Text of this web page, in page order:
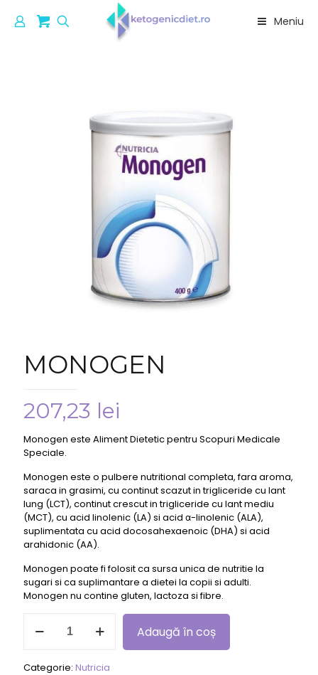
Meniu
MONOGEN
207,23 lei
Monogen este Aliment Dietetic pentru Scopuri Medicale
Speciale.
Monogen este o pulbere nutritional completa, fara aroma,
saraca in grasimi, cu continut scazut in trigliceride cu lant
lung (LCT), continut crescut in trigliceride cu lant mediu
(MCT), cu acid linolenic (LA) si acid α-linolenic (ALA),
suplimentata cu acid docosahexaenoic (DHA) si acid
arahidonic (AA).
Monogen poate fi folosit ca sursa unica de nutritie la
sugari si ca suplimantare a dietei la copii si adulti.
Monogen nu contine gluten, lactoza si fibre.
MONOGEN
Adaugă în coș
Categorie: Nutricia